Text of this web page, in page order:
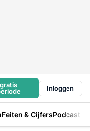
Inloggen
Feiten & CijfersPodcast